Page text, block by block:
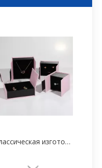
Классическая изготовленная на заказ печать упаковки бумажной коробки ювелирных изделий